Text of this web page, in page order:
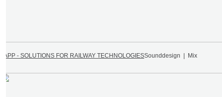
LAPP - SOLUTIONS FOR RAILWAY TECHNOLOGIESSounddesign | Mix